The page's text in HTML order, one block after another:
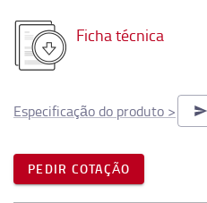
Ficha técnica
Especificação do produto >
PEDIR COTAÇÃO